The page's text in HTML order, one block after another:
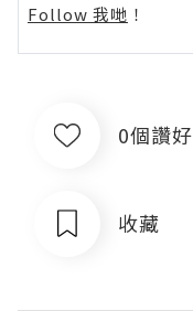
Follow 我哋 ！
0個讚好
收藏